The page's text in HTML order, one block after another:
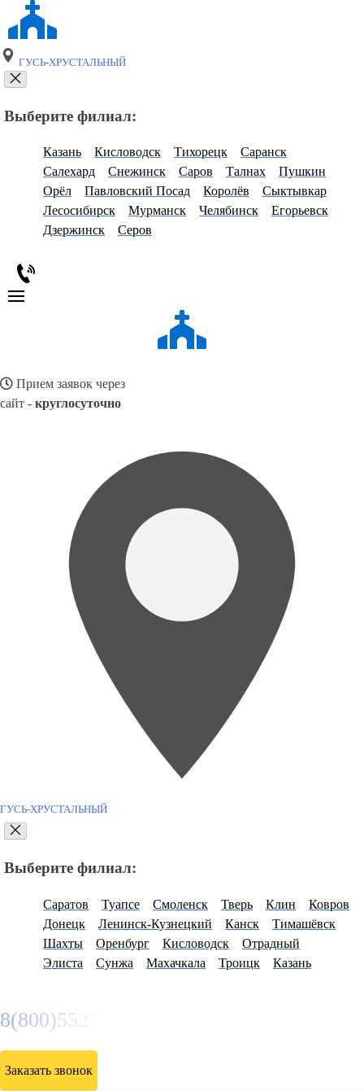
ГУСЬ-ХРУСТАЛЬНЫЙ
Выберите филиал:
Казань Кисловодск Тихорецк
Саранск
Салехард
Снежинск Саров Талнах
Пушкин
Орёл
Павловский Посад Королёв
Сыктывкар
Лесосибирск
Мурманск Челябинск
Егорьевск
Дзержинск
Серов
Прием заявок через
сайт - круглосуточно
ГУСЬ-ХРУСТАЛЬНЫЙ
Выберите филиал:
Саратов Туапсе Смоленск Тверь Клин
Ковров
Донецк
Ленинск-Кузнецкий Канск
Тимашёвск
Шахты
Оренбург Кисловодск
Отрадный
Элиста
Сунжа Махачкала Троицк Казань
8(800)5527584
Заказать звонок